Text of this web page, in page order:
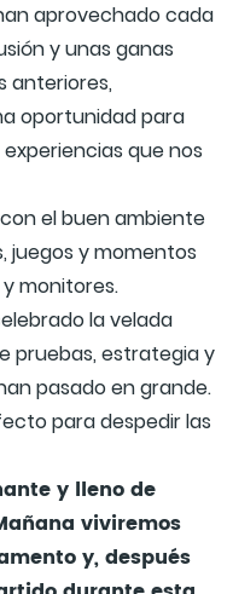
aprovechado cada
y unas ganas
anteriores,
oportunidad para
que nos
el buen ambiente
juegos y momentos
monitores.
la velada
pruebas, estrategia y
pasado en grande.
para despedir las
y lleno de
viviremos
y, después